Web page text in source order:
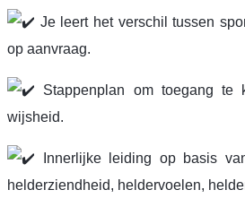
Je leert het verschil tussen
op aanvraag.
Stappenplan om toegang te
wijsheid.
Innerlijke leiding op basis
helderziendheid, heldervoelen,